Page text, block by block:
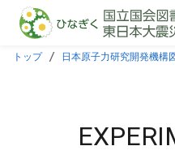
本文に飛ぶ
トップ 日本原子力研究開発機構